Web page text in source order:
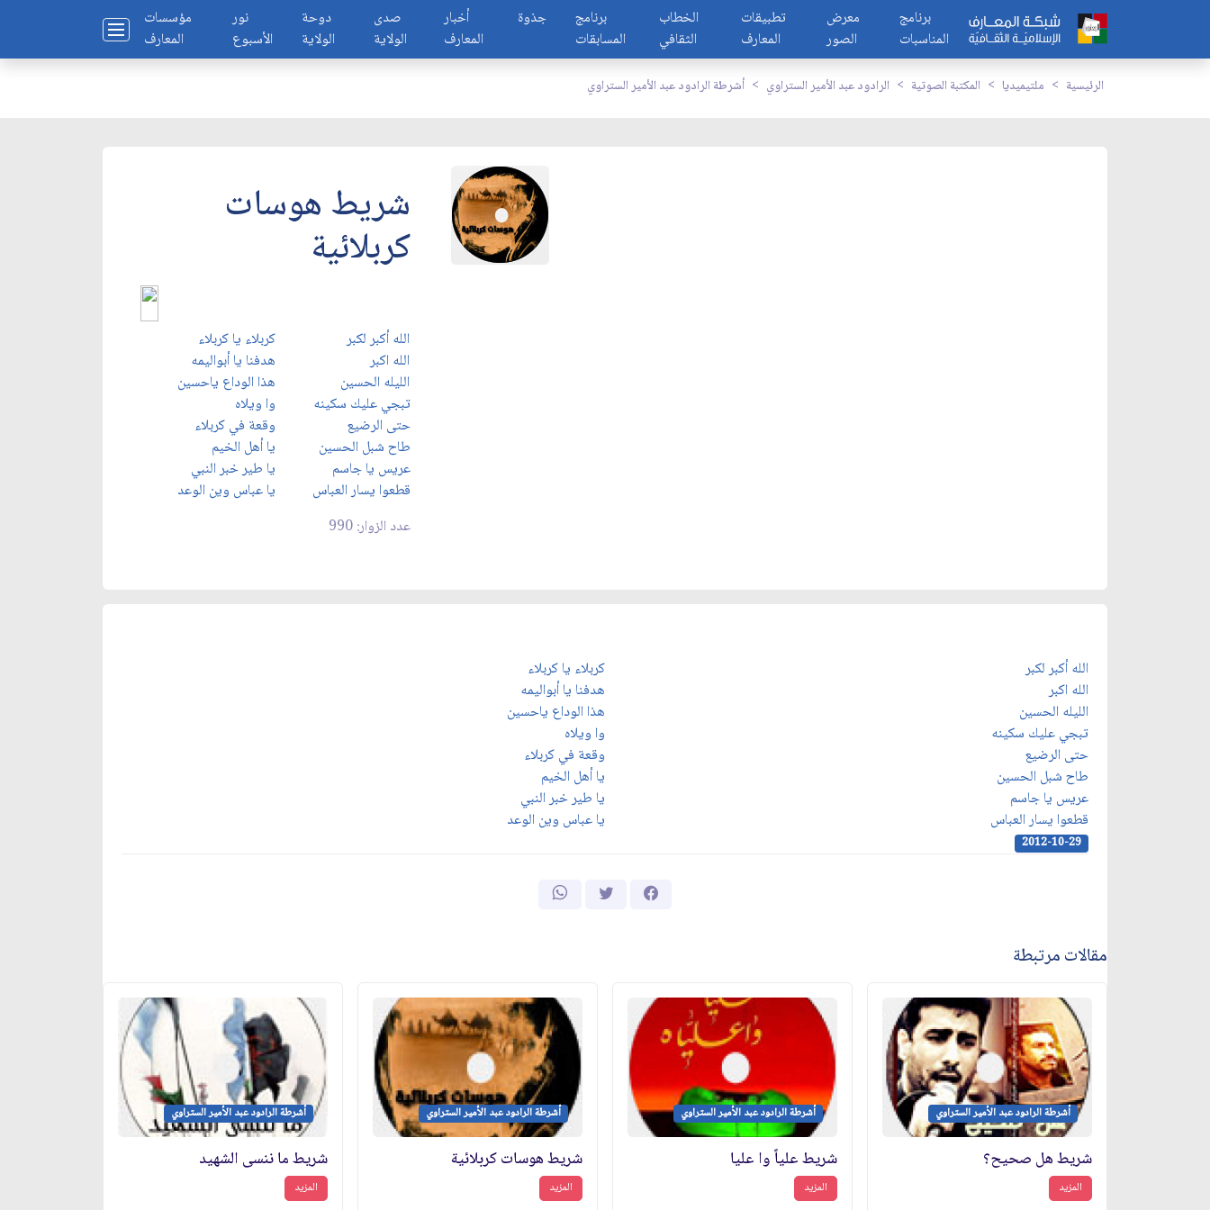
مؤسسات
المعارف
نور
الأسبوع
دوحة
الولاية
صدى
الولاية
أخبار
المعارف
جذوة
برنامج
المسابقات
الخطاب
الثقافي
تطبيقات
المعارف
معرض
الصور
برنامج
المناسبات
الرئيسية ملتيميديا المكتبة الصوتية الرادود عبد الأمير الستراوي أشرطة الرادود عبد الأمير الستراوي
شريط هوسات
كربلائية
الله أكبر لكبر
كربلاء يا كربلاء
الله اكبر
هدفنا يا أبواليمه
الليله الحسين
هذا الوداع ياحسين
تبجي عليك سكينه
وا ويلاه
حتى الرضيع
وقعة في كربلاء
طاح شبل الحسين
يا أهل الخيم
عريس يا جاسم
يا طير خبر النبي
قطعوا يسار العباس
يا عباس وين الوعد
عدد الزوار: 990
الله أكبر لكبر
كربلاء يا كربلاء
الله اكبر
هدفنا يا أبواليمه
الليله الحسين
هذا الوداع ياحسين
تبجي عليك سكينه
وا ويلاه
حتى الرضيع
وقعة في كربلاء
طاح شبل الحسين
يا أهل الخيم
عريس يا جاسم
يا طير خبر النبي
قطعوا يسار العباس
يا عباس وين الوعد
2012-10-29
مقالات مرتبطة
أشرطة الرادود عبد الأمير الستراوي
شريط هل صحيح؟
المزيد
أشرطة الرادود عبد الأمير الستراوي
شريط علياً وا عليا
المزيد
أشرطة الرادود عبد الأمير الستراوي
شريط هوسات كربلائية
المزيد
أشرطة الرادود عبد الأمير الستراوي
شريط ما ننسى الشهيد
المزيد